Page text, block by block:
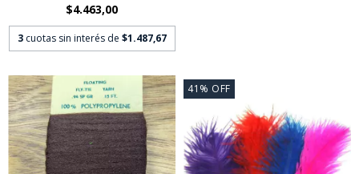
$4.463,00
3 cuotas sin interés de $1.487,67
41 % OFF